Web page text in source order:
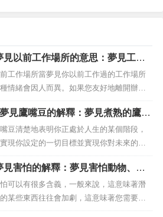
見以前工作場所的意思：夢見工作
回憶、夢見回到以前工作場所
工作場所當夢見你以前工作過的工作場所
情緒會因人而異。如果您友好地離開辦公
一步，您只會懷念以前的工作場所。但
你在身心受損的情況下退出，你會有不好
創傷，你會有一種痛苦和黑暗的感覺。這
點是，夢的印象會根據人自己的想法和經
很大變化。如果您仍在第一家公司...
見鷹嘴豆的解釋：夢見煮熟的鷹嘴
見白鷹嘴豆
豆清楚地表明你正處於人生的某個階段，
現你設定的一切目標並實現你對未來的目
你認為一切都失去了並且你有很多困難。
夠在任何類型的土壤和任何天氣條件下發
上述內容具有很大的邏輯和意義。 夢見鷹
義和解釋...
見害怕的解釋：夢見害怕動物、夢
跌倒
可以有很多含義，一般來說，這意味著潛
某些東西往往會加劇，這意味著您需要對
發生的變化更加開放，但是夢見害怕具體